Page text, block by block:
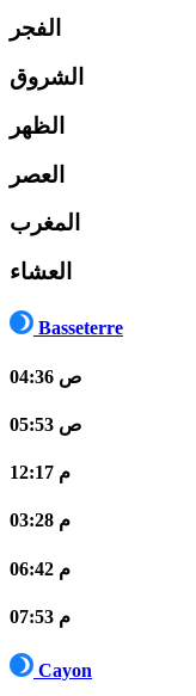
الفجر
الشروق
الظهر
العصر
المغرب
العشاء
Basseterre
04:36 ص
05:53 ص
12:17 م
03:28 م
06:42 م
07:53 م
Cayon